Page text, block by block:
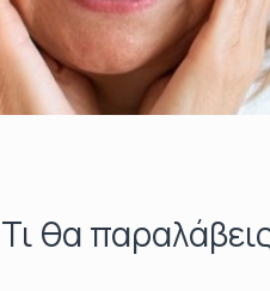
Τι θα